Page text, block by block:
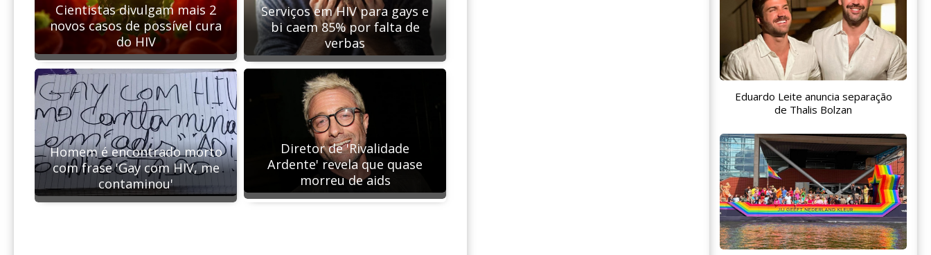
Cientistas divulgam mais 2
novos casos de possível cura
do HIV
Serviços em HIV para gays e
bi caem 85% por falta de
verbas
Homem é encontrado morto
com frase 'Gay com HIV, me
contaminou'
Diretor de 'Rivalidade
Ardente' revela que quase
morreu de aids
Eduardo Leite anuncia separação
de Thalis Bolzan